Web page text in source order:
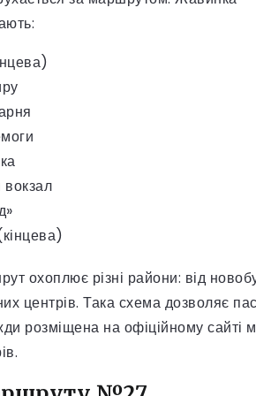
вокзал
охоплює різні райони: від
центрів. Така схема дозволяє
розміщена на офіційному сайті